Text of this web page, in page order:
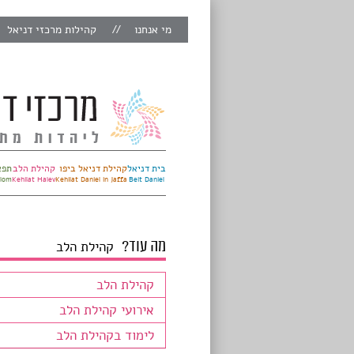
מי אנחנו קהילות מרכזי דניאל
בית דניאל
Beit Daniel
קהילת דניאל ביפו
Kehilat Daniel in Jaffa
קהילת הלב
Kehilat Halev
מה עוד? קהילת הלב
קהילת הלב
אירועי קהילת הלב
לימוד בקהילת הלב